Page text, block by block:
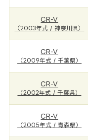
CR-V
（2003年式 / 神奈川県）
CR-V
（2009年式 / 千葉県）
CR-V
（2002年式 / 千葉県）
CR-V
（2005年式 / 青森県）